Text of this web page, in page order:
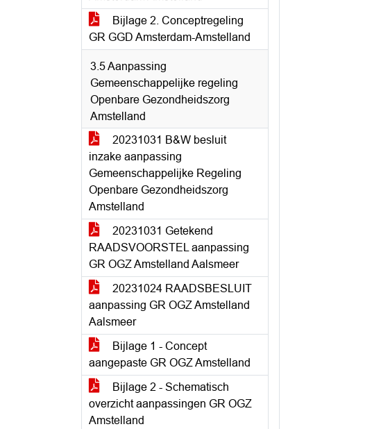
Bijlage 2. Conceptregeling
GR GGD Amsterdam-Amstelland
3.5 Aanpassing
Gemeenschappelijke regeling
Openbare Gezondheidszorg
Amstelland
20231031 B&W besluit
inzake aanpassing
Gemeenschappelijke Regeling
Openbare Gezondheidszorg
Amstelland
20231031 Getekend
RAADSVOORSTEL aanpassing
GR OGZ Amstelland Aalsmeer
20231024 RAADSBESLUIT
aanpassing GR OGZ Amstelland
Aalsmeer
Bijlage 1 - Concept
aangepaste GR OGZ Amstelland
Bijlage 2 - Schematisch
overzicht aanpassingen GR OGZ
Amstelland